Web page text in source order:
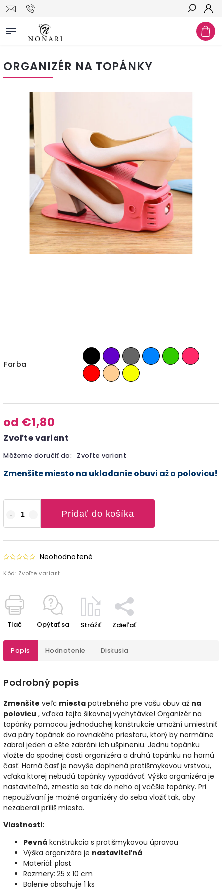
Hľadať
ORGANIZÉR NA TOPÁNKY
Farba
od €1,80
Zvoľte variant
Môžeme doručiť do: Zvoľte variant
Pridať do košíka
Neohodnotené
Kód: Zvoľte variant
Zmenšite miesto na ukladanie obuvi až o polovicu!
Tlač Opýtať sa Strážiť Zdieľať
Popis Hodnotenie Diskusia
Podrobný popis
Zmenšite veľa miesta potrebného pre vašu obuv až na
polovicu , vďaka tejto šikovnej vychytávke! Organizér na
topánky pomocou jednoduchej konštrukcie umožní umiestniť
dva páry topánok do rovnakého priestoru, ktorý by normálne
zabral jeden a ešte zabráni ich ušpineniu. Jednu topánku
vložte do spodnej časti organizéra a druhú topánku na hornú
časť. Horná časť je navyše doplnená protišmykovou vrstvou,
vďaka ktorej nebudú topánky vypadávať. Výška organizéra je
nastaviteľná, zmestia sa tak do neho aj väčšie topánky. Pri
nepoužívaní je možné organizéry do seba vložiť tak, aby
nezaberali príliš miesta.
Vlastnosti:
Pevná konštrukcia s protišmykovou úpravou
Výška organizéra je nastaviteľná
Materiál: plast
Rozmery: 25 x 10 cm
Balenie obsahuje 1 ks